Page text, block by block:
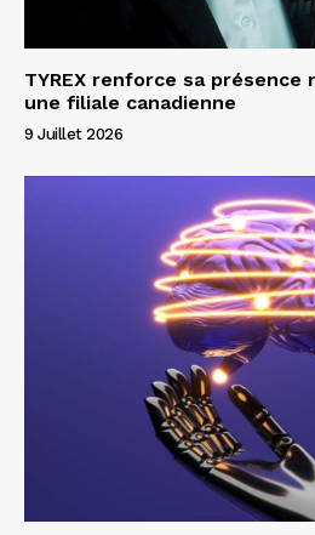
TYREX renforce sa présence
une filiale canadienne
9 Juillet 2026